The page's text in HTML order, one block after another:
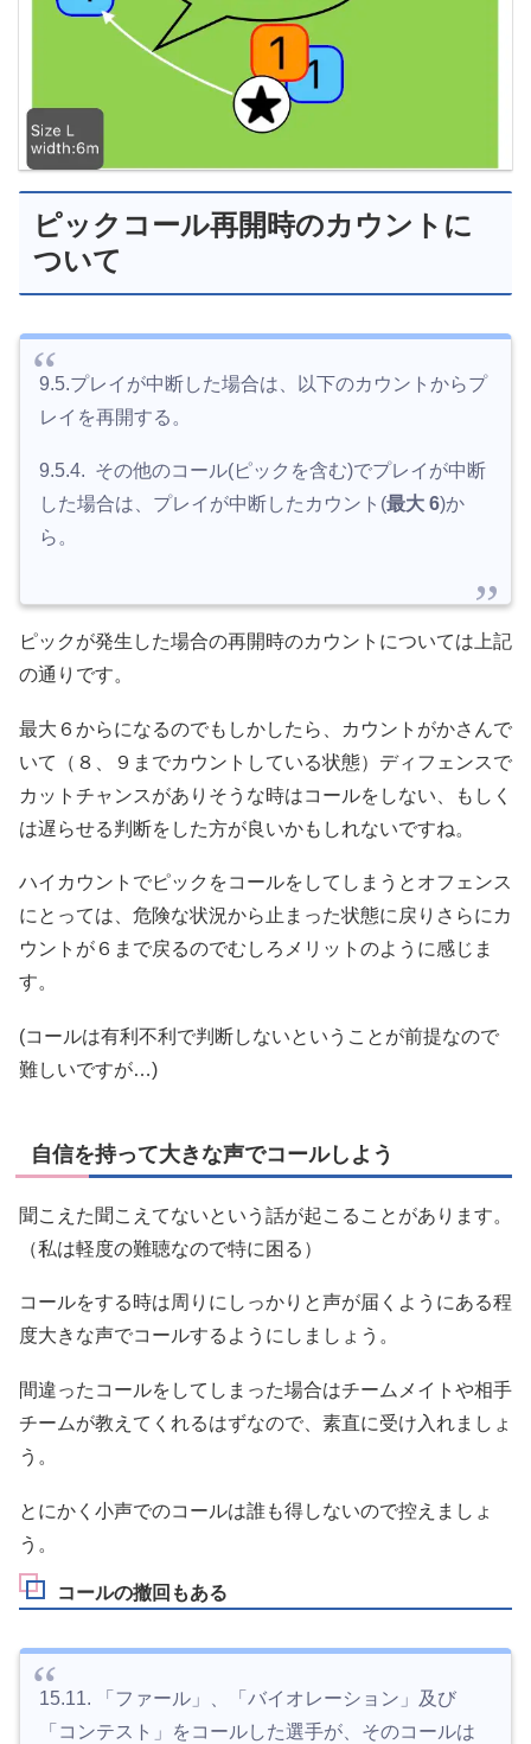
ピックコール再開時のカウントに
ついて
9.5.プレイが中断した場合は、以下のカウントからプ
レイを再開する。
9.5.4. その他のコール(ピックを含む)でプレイが中断
した場合は、プレイが中断したカウント(最大 6)か
ら。
ピックが発生した場合の再開時のカウントについては上記
の通りです。
最大６からになるのでもしかしたら、カウントがかさんで
いて（８、９までカウントしている状態）ディフェンスで
カットチャンスがありそうな時はコールをしない、もしく
は遅らせる判断をした方が良いかもしれないですね。
ハイカウントでピックをコールをしてしまうとオフェンス
にとっては、危険な状況から止まった状態に戻りさらにカ
ウントが６まで戻るのでむしろメリットのように感じま
す。
(コールは有利不利で判断しないということが前提なので
難しいですが…)
自信を持って大きな声でコールしよう
聞こえた聞こえてないという話が起こることがあります。
（私は軽度の難聴なので特に困る）
コールをする時は周りにしっかりと声が届くようにある程
度大きな声でコールするようにしましょう。
間違ったコールをしてしまった場合はチームメイトや相手
チームが教えてくれるはずなので、素直に受け入れましょ
う。
とにかく小声でのコールは誰も得しないので控えましょ
う。
コールの撤回もある
15.11. 「ファール」、「バイオレーション」及び
「コンテスト」をコールした選手が、そのコールは